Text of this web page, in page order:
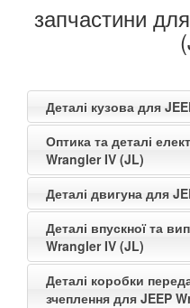
запчастини
Деталі кузова для
Оптика та деталі
Wrangler IV (JL)
Деталі двигуна для
Деталі впускної та
Wrangler IV (JL)
Деталі коробки
зчеплення для JEEP